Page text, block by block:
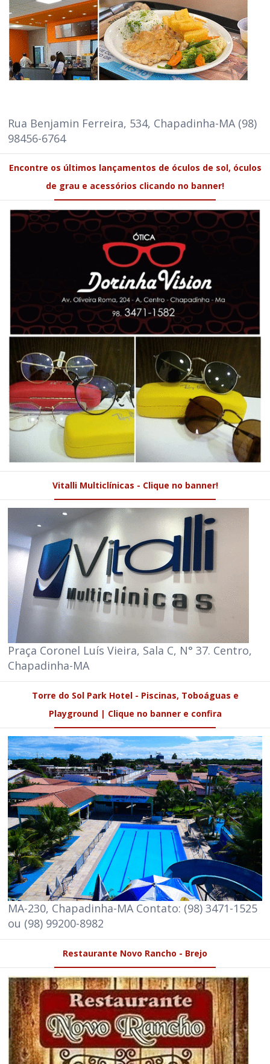
Rua Benjamin Ferreira, 534, Chapadinha-MA (98)
98456-6764
Encontre os últimos lançamentos de óculos de sol, óculos
de grau e acessórios clicando no banner!
Vitalli Multiclínicas - Clique no banner!
Praça Coronel Luís Vieira, Sala C, N° 37. Centro,
Chapadinha-MA
Torre do Sol Park Hotel - Piscinas, Toboáguas e
Playground | Clique no banner e confira
MA-230, Chapadinha-MA Contato: (98) 3471-1525
ou (98) 99200-8982
Restaurante Novo Rancho - Brejo